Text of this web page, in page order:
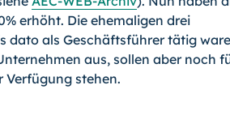
erhöht. Die ehemaligen drei
dato als Geschäftsführer tätig
aus, sollen aber noch
Verfügung stehen.